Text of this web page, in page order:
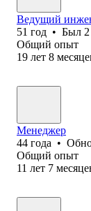
Ведущий
51 год • Был
Общий опыт
19 лет 8
Менеджер
44 года •
Общий опыт
11 лет 7